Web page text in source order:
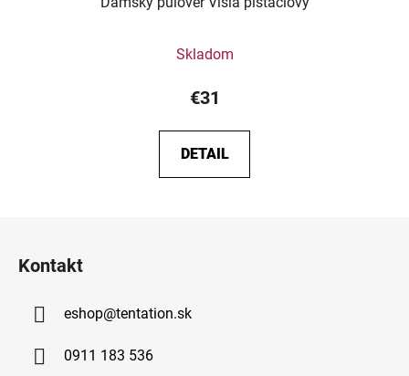
Skladom
€31
DETAIL
Kontakt
eshop@tentation.sk
0911 183 536